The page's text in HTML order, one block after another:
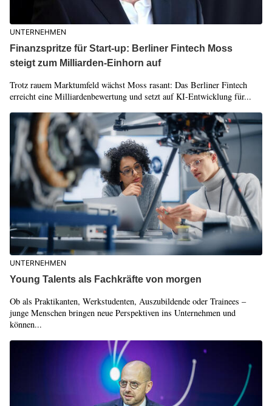
UNTERNEHMEN
Finanzspritze für Start-up: Berliner Fintech Moss
steigt zum Milliarden-Einhorn auf
Trotz rauem Marktumfeld wächst Moss rasant: Das Berliner Fintech
erreicht eine Milliardenbewertung und setzt auf KI-Entwicklung für...
UNTERNEHMEN
Young Talents als Fachkräfte von morgen
Ob als Praktikanten, Werkstudenten, Auszubildende oder Trainees –
junge Menschen bringen neue Perspektiven ins Unternehmen und
können...